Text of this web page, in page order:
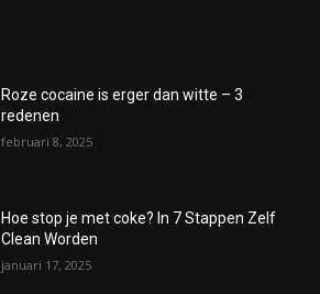
Roze cocaine is erger dan witte – 3
redenen
februari 8, 2025
Hoe stop je met coke? In 7 Stappen Zelf
Clean Worden
januari 17, 2025